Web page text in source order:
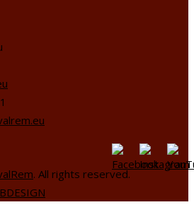
. All rights reserved.